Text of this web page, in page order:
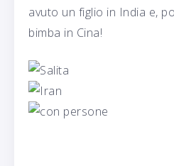
avuto un figlio in India e,
bimba in Cina!